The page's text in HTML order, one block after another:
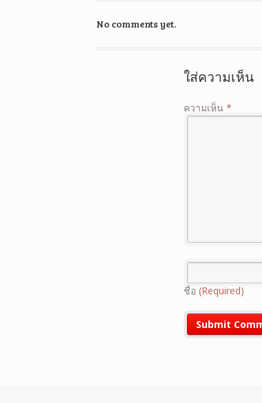
No comments yet.
ใส่ความเห็น
ความเห็น*
ชื่อ(Required)